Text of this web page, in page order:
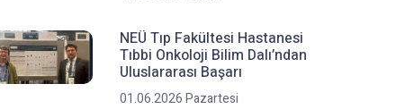
NEÜ Tıp Fakültesi Hastanesi
Tıbbi Onkoloji Bilim Dalı’ndan
Uluslararası Başarı
01.06.2026 Pazartesi